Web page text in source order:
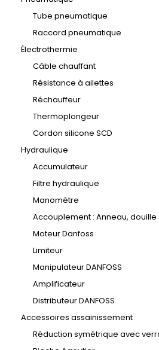
Tube pneumatique
Raccord pneumatique
Électrothermie
Câble chauffant
Résistance à ailettes
Réchauffeur
Thermoplongeur
Cordon silicone SCD
Hydraulique
Accumulateur
Filtre hydraulique
Manomètre
Accouplement : Anneau, douille
Moteur Danfoss
Limiteur
Manipulateur DANFOSS
Amplificateur
Distributeur DANFOSS
Accessoires assainissement
Réduction symétrique avec